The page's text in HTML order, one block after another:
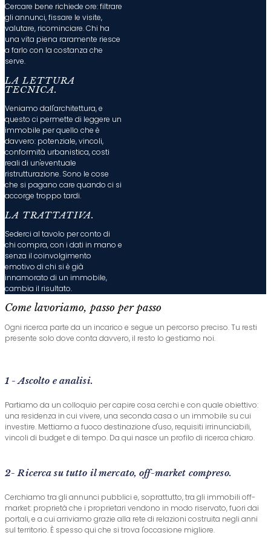
Cercare bene richiede ore: filtrare
gli annunci, fissare le visite,
valutare, ricominciare. Chi ha
una vita piena raramente riesce
a farlo con la costanza che
serve.
LA LETTURA
TECNICA.
Veniamo dall'architettura, e
questo ci permette di leggere un
immobile per quello che è
davvero: potenziale, vincoli,
conformità urbanistica, costi
reali di un'eventuale
ristrutturazione. Sono le cose
che si pagano care quando ci si
accorge troppo tardi.
LA TRATTATIVA.
Sederci al tavolo per conto di
chi compra, con i dati in mano e
senza il coinvolgimento
emotivo di chi si è già
innamorato di un immobile,
cambia il risultato.
Come lavoriamo, passo per passo
Ogni ricerca parte da un incarico e segue un percorso preciso. Tu resti
presente solo dove conta davvero, il resto lo gestiamo noi.
1 - Ascolto e analisi.
Partiamo da un colloquio per capire cosa cerchi e con quale obiettivo:
una residenza in cui vivere, una seconda casa o un immobile su cui
investire. Mettiamo a fuoco destinazione d'uso, requisiti irrinunciabili,
vincoli di budget e di tempo. Da qui nasce un profilo di ricerca chiaro.
2- Ricerca su tutto il mercato, off-market compreso.
Cerchiamo tra gli annunci pubblici e, soprattutto, tra gli immobili off-
market: proprietà che i proprietari vendono in modo riservato, fuori dai
portali, e a cui arriviamo grazie alla rete di relazioni costruita negli anni
sul territorio. È spesso qui che si trova l'occasione migliore.